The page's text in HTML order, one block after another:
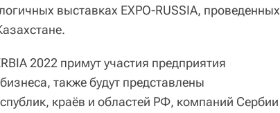
выставках EXPO-RUSSIA, проведенных
2022 примут участия предприятия
также будут представлены
краёв и областей РФ, компаний Сербии